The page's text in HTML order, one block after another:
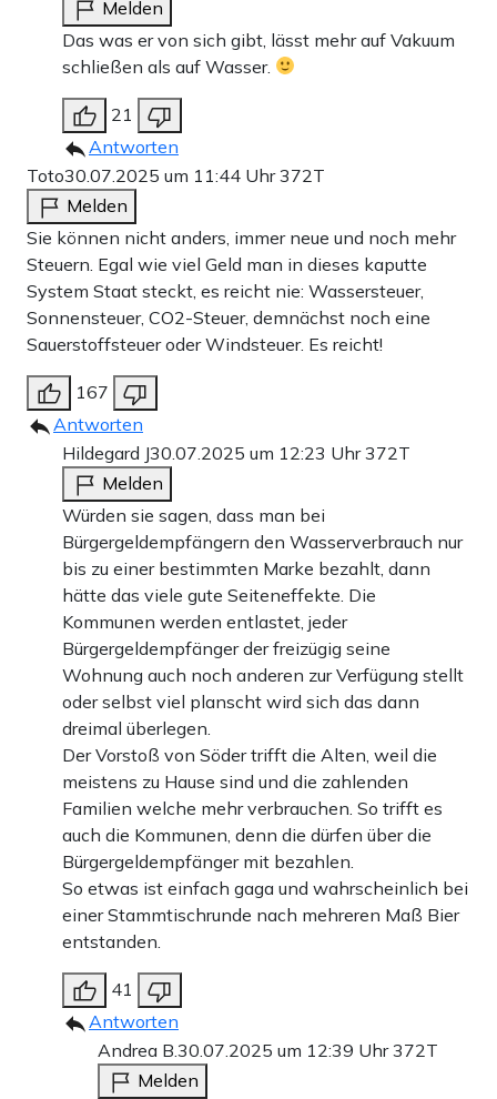
Melden
Das was er von sich gibt, lässt mehr auf Vakuum
schließen als auf Wasser.
21
Antworten
Toto30.07.2025 um 11:44 Uhr372T
Melden
Sie können nicht anders, immer neue und noch mehr
Steuern. Egal wie viel Geld man in dieses kaputte
System Staat steckt, es reicht nie: Wassersteuer,
Sonnensteuer, CO2-Steuer, demnächst noch eine
Sauerstoffsteuer oder Windsteuer. Es reicht!
167
Antworten
Hildegard J30.07.2025 um 12:23 Uhr372T
Melden
Würden sie sagen, dass man bei
Bürgergeldempfängern den Wasserverbrauch nur
bis zu einer bestimmten Marke bezahlt, dann
hätte das viele gute Seiteneffekte. Die
Kommunen werden entlastet, jeder
Bürgergeldempfänger der freizügig seine
Wohnung auch noch anderen zur Verfügung stellt
oder selbst viel planscht wird sich das dann
dreimal überlegen.
Der Vorstoß von Söder trifft die Alten, weil die
meistens zu Hause sind und die zahlenden
Familien welche mehr verbrauchen. So trifft es
auch die Kommunen, denn die dürfen über die
Bürgergeldempfänger mit bezahlen.
So etwas ist einfach gaga und wahrscheinlich bei
einer Stammtischrunde nach mehreren Maß Bier
entstanden.
41
Antworten
Andrea B. 30.07.2025 um 12:39 Uhr372T
Melden